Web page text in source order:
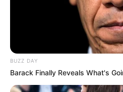
[wp-rss-aggregator id="2"]
BUZZ DAY
Barack Finally Reveals What's